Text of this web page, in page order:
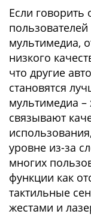
Если говорить
мультимедиа,
низкого
что другие
становятся
мультимедиа –
связывают
уровне из-за
многих
функции как
тактильные
жестами и